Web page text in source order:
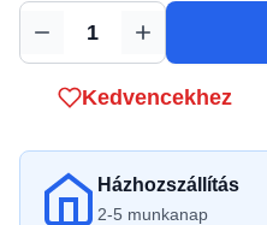
Mennyiség
Kedvencekhez
Házhozszállítás
2-5 munkanap